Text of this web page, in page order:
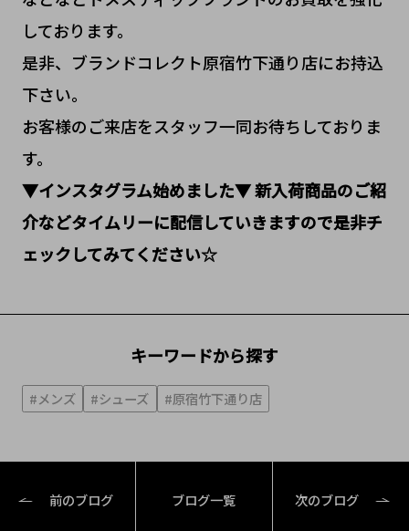
しております。
是非、ブランドコレクト原宿竹下通り店にお持込
下さい。
お客様のご来店をスタッフ一同お待ちしておりま
す。
▼インスタグラム始めました▼新入荷商品のご紹
介などタイムリーに配信していきますので是非チ
ェックしてみてください☆
キーワードから探す
#メンズ #シューズ #原宿竹下通り店
前のブログ ブログ一覧 次のブログ